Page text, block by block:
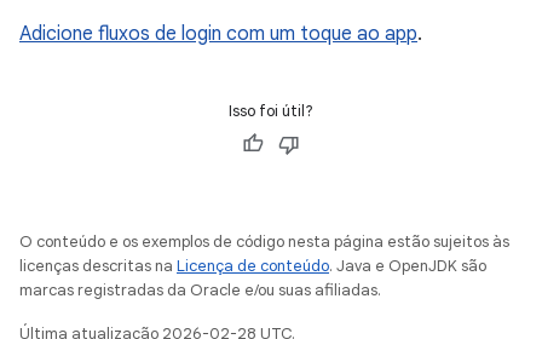
Adicione fluxos de login com um toque ao app.
Isso foi útil?
O conteúdo e os exemplos de código nesta página estão sujeitos às
licenças descritas na Licença de conteúdo. Java e OpenJDK são
marcas registradas da Oracle e/ou suas afiliadas.
Última atualização 2026-02-28 UTC.